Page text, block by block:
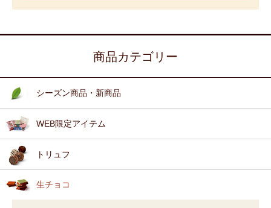
商品カテゴリー
シーズン商品・新商品
WEB限定アイテム
トリュフ
生チョコ